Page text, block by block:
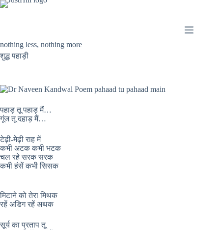
Skip
nothing less, nothing more
शुद्ध पहाड़ी
पहाड़ तू पहाड़ मैं…
गूंज तू दहाड़ मैं…
टेढ़ी-मेढ़ी राह में
कभी अटक कभी भटक
चल रहे सरक सरक
कभी हंसें कभी सिसक
मिटाने को तेरा मिथक
रहें अडिग रहें अथक
सूर्य का प्रताप तू